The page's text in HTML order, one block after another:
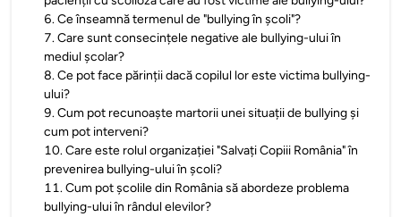
6.Ce înseamnă termenul de "bullying în școli"?
7.Care sunt consecințele negative ale bullying-ului în
mediul școlar?
8.Ce pot face părinții dacă copilul lor este victima bullying-
ului?
9.Cum pot recunoaște martorii unei situații de bullying și
cum pot interveni?
10.Care este rolul organizației "Salvați Copiii România" în
prevenirea bullying-ului în școli?
11.Cum pot școlile din România să abordeze problema
bullying-ului în rândul elevilor?